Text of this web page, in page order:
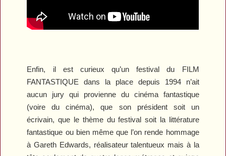
Enfin, il est curieux qu’un festival du FILM
FANTASTIQUE dans la place depuis 1994 n’ait
aucun jury qui provienne du cinéma fantastique
(voire du cinéma), que son président soit un
écrivain, que le thème du festival soit la littérature
fantastique ou bien même que l’on rende hommage
à Gareth Edwards, réalisateur talentueux mais à la